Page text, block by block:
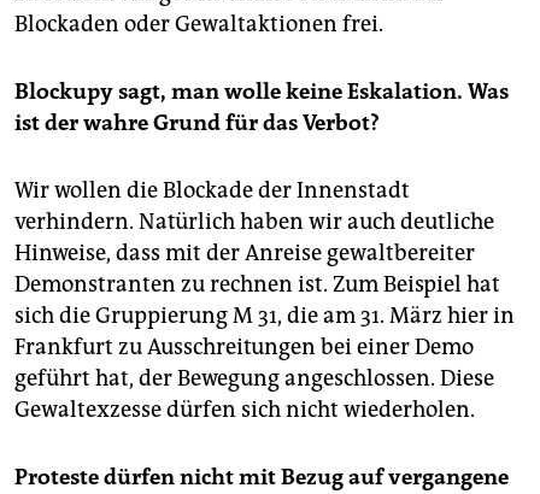
Blockaden oder Gewaltaktionen frei.
Blockupy sagt, man wolle keine Eskalation. Was
ist der wahre Grund für das Verbot?
Wir wollen die Blockade der Innenstadt
verhindern. Natürlich haben wir auch deutliche
Hinweise, dass mit der Anreise gewaltbereiter
Demonstranten zu rechnen ist. Zum Beispiel hat
sich die Gruppierung M 31, die am 31. März hier in
Frankfurt zu Ausschreitungen bei einer Demo
geführt hat, der Bewegung angeschlossen. Diese
Gewaltexzesse dürfen sich nicht wiederholen.
Proteste dürfen nicht mit Bezug auf vergangene